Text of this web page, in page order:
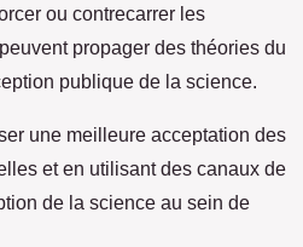
ou contrecarrer les
propager des théories du
publique de la science.
une meilleure acceptation des
et en utilisant des canaux de
de la science au sein de